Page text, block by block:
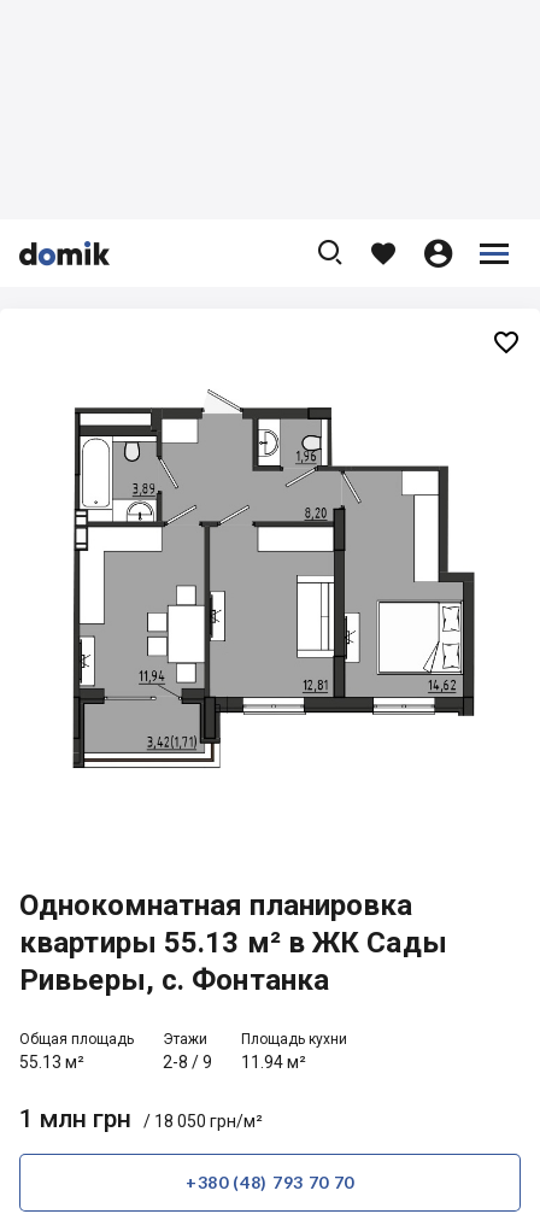


    


Однокомнатная планировка
квартиры 55.13 м² в ЖК Сады
Ривьеры, с. Фонтанка
Общая площадь
55.13 м²
Этажи
2-8 /9
Площадь кухни
11.94 м²
1 млн грн / 18 050 грн/м²
+380 (48) 793 70 70
